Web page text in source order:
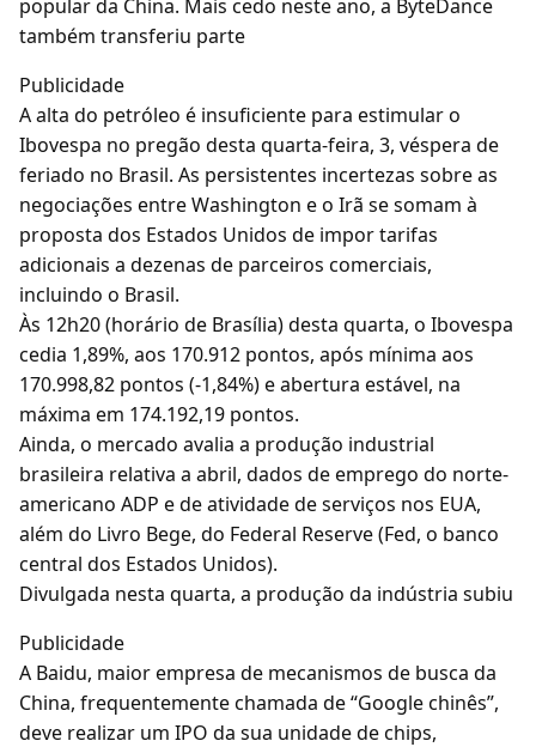
popular da China. Mais cedo neste ano, a ByteDance
também transferiu parte
Publicidade
A alta do petróleo é insuficiente para estimular o
Ibovespa no pregão desta quarta-feira, 3, véspera de
feriado no Brasil. As persistentes incertezas sobre as
negociações entre Washington e o Irã se somam à
proposta dos Estados Unidos de impor tarifas
adicionais a dezenas de parceiros comerciais,
incluindo o Brasil.
Às 12h20 (horário de Brasília) desta quarta, o Ibovespa
cedia 1,89%, aos 170.912 pontos, após mínima aos
170.998,82 pontos (-1,84%) e abertura estável, na
máxima em 174.192,19 pontos.
Ainda, o mercado avalia a produção industrial
brasileira relativa a abril, dados de emprego do norte-
americano ADP e de atividade de serviços nos EUA,
além do Livro Bege, do Federal Reserve (Fed, o banco
central dos Estados Unidos).
Divulgada nesta quarta, a produção da indústria subiu
Publicidade
A Baidu, maior empresa de mecanismos de busca da
China, frequentemente chamada de “Google chinês”,
deve realizar um IPO da sua unidade de chips,